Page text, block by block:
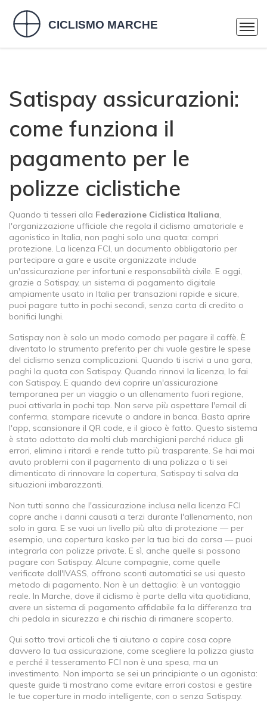
Satispay assicurazioni:
come funziona il
pagamento per le
polizze ciclistiche
Quando ti tesseri alla Federazione Ciclistica Italiana,
l'organizzazione ufficiale che regola il ciclismo amatoriale e
agonistico in Italia, non paghi solo una quota: compri
protezione. La licenza FCI, un documento obbligatorio per
partecipare a gare e uscite organizzate include
un'assicurazione per infortuni e responsabilità civile. E oggi,
grazie a Satispay, un sistema di pagamento digitale
ampiamente usato in Italia per transazioni rapide e sicure,
puoi pagare tutto in pochi secondi, senza carta di credito o
bonifici lunghi.
Satispay non è solo un modo comodo per pagare il caffè. È
diventato lo strumento preferito per chi vuole gestire le spese
del ciclismo senza complicazioni. Quando ti iscrivi a una gara,
paghi la quota con Satispay. Quando rinnovi la licenza, lo fai
con Satispay. E quando devi coprire un'assicurazione
temporanea per un viaggio o un allenamento fuori regione,
puoi attivarla in pochi tap. Non serve più aspettare l'email di
conferma, stampare ricevute o andare in banca. Basta aprire
l'app, scansionare il QR code, e il gioco è fatto. Questo sistema
è stato adottato da molti club marchigiani perché riduce gli
errori, elimina i ritardi e rende tutto più trasparente. Se hai mai
avuto problemi con il pagamento di una polizza o ti sei
dimenticato di rinnovare la copertura, Satispay ti salva da
situazioni imbarazzanti.
Non tutti sanno che l'assicurazione inclusa nella licenza FCI
copre anche i danni causati a terzi durante l'allenamento, non
solo in gara. E se vuoi un livello più alto di protezione — per
esempio, una copertura kasko per la tua bici da corsa — puoi
integrarla con polizze private. E sì, anche quelle si possono
pagare con Satispay. Alcune compagnie, come quelle
verificate dall'IVASS, offrono sconti automatici se usi questo
metodo di pagamento. Non è un dettaglio: è un vantaggio
reale. In Marche, dove il ciclismo è parte della vita quotidiana,
avere un sistema di pagamento affidabile fa la differenza tra
chi pedala in sicurezza e chi rischia di rimanere scoperto.
Qui sotto trovi articoli che ti aiutano a capire cosa copre
davvero la tua assicurazione, come scegliere la polizza giusta
e perché il tesseramento FCI non è una spesa, ma un
investimento. Non importa se sei un principiante o un agonista:
queste guide ti mostrano come evitare errori costosi e gestire
le tue coperture in modo intelligente, con o senza Satispay.